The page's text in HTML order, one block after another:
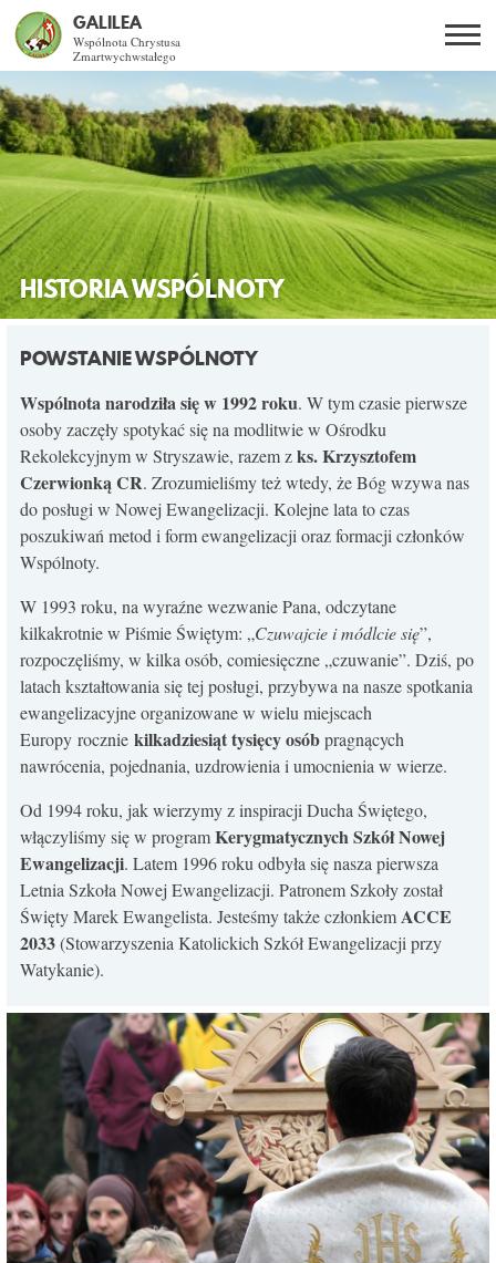
GALILEA
Wspólnota Chrystusa
Zmartwychwstałego
PL EN BG
Szukaj
CO DAJE ŻYCIE Z JEZUSEM?
SPOTKANIA OTWARTE
DLA KOGO?
AKTUALNOŚCI
WSPÓLNOTA
KURSY SNE
KONTAKT
HISTORIA WSPÓLNOTY
POWSTANIE WSPÓLNOTY
Wspólnota narodziła się w 1992 roku. W tym czasie pierwsze
osoby zaczęły spotykać się na modlitwie w Ośrodku
Rekolekcyjnym w Stryszawie, razem zks. Krzysztofem
Czerwionką CR. Zrozumieliśmy też wtedy, że Bóg wzywa nas
do posługi w Nowej Ewangelizacji. Kolejne lata to czas
poszukiwań metod i form ewangelizacji oraz formacji członków
Wspólnoty.
W 1993 roku, na wyraźne wezwanie Pana, odczytane
kilkakrotnie w Piśmie Świętym: „Czuwajcie i módlcie się”,
rozpoczęliśmy, w kilka osób, comiesięczne „czuwanie”. Dziś, po
latach kształtowania się tej posługi, przybywa na nasze spotkania
ewangelizacyjne organizowane w wielu miejscach
Europy rocznie kilkadziesiąt tysięcy osóbpragnących
nawrócenia, pojednania, uzdrowienia i umocnienia w wierze.
Od 1994 roku, jak wierzymy z inspiracji Ducha Świętego,
włączyliśmy się w programKerygmatycznych Szkół Nowej
Ewangelizacji. Latem 1996 roku odbyła się nasza pierwsza
Letnia Szkoła Nowej Ewangelizacji. Patronem Szkoły został
Święty Marek Ewangelista. Jesteśmy także członkiemACCE
2033(Stowarzyszenia Katolickich Szkół Ewangelizacji przy
Watykanie).